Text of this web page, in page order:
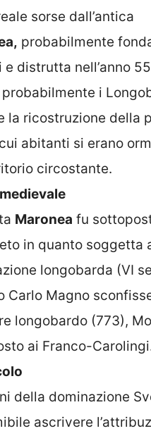
sorse dall’antica
probabilmente
e distrutta nell’anno
probabilmente i
la ricostruzione della
abitanti si erano
circostante.
Maronea fu
in quanto soggetta
longobarda (VI
Carlo Magno
longobardo (773),
ai Franco-
della dominazione
ascrivere